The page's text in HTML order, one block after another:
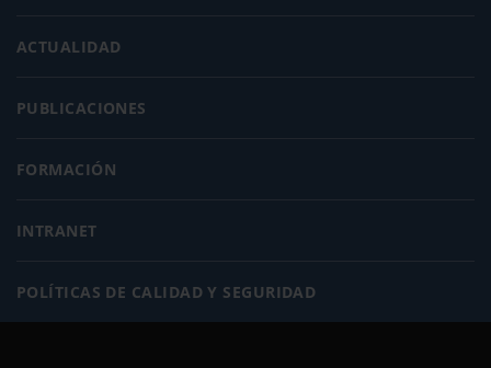
ACTUALIDAD
PUBLICACIONES
FORMACIÓN
INTRANET
POLÍTICAS DE CALIDAD Y SEGURIDAD